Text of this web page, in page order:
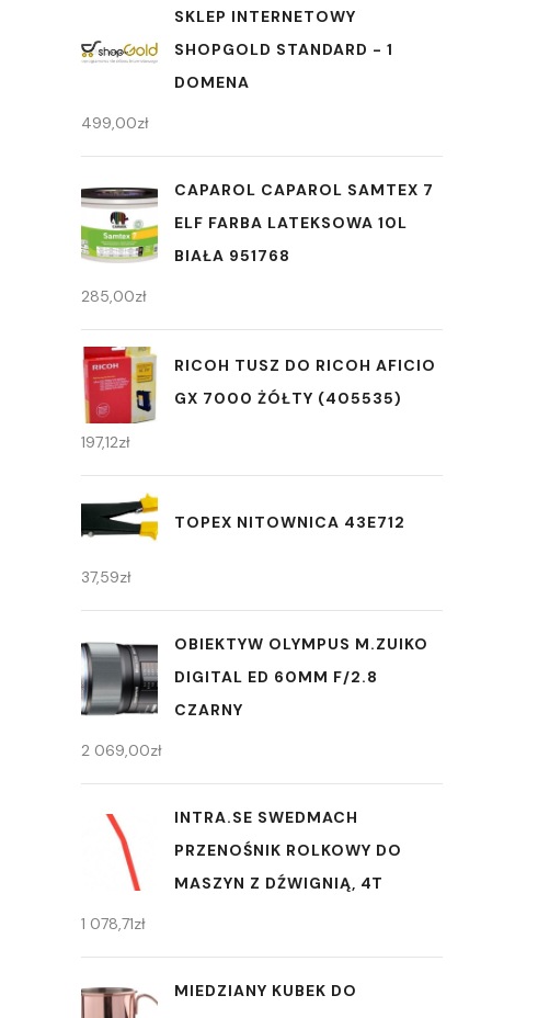
SKLEP INTERNETOWY
SHOPGOLD STANDARD - 1
DOMENA
499,00zł
CAPAROL CAPAROL SAMTEX 7
ELF FARBA LATEKSOWA 10L
BIAŁA 951768
285,00zł
RICOH TUSZ DO RICOH AFICIO
GX 7000 ŻÓŁTY (405535)
197,12zł
TOPEX NITOWNICA 43E712
37,59zł
OBIEKTYW OLYMPUS M.ZUIKO
DIGITAL ED 60MM F/2.8
CZARNY
2 069,00zł
INTRA.SE SWEDMACH
PRZENOŚNIK ROLKOWY DO
MASZYN Z DŹWIGNIĄ, 4T
1 078,71zł
MIEDZIANY KUBEK DO